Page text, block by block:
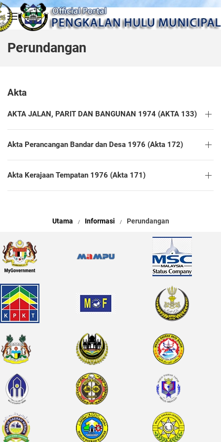
Skip to main content
Perundangan
Akta
AKTA JALAN, PARIT DAN BANGUNAN 1974 (AKTA 133)
Akta Perancangan Bandar dan Desa 1976 (Akta 172)
Akta Kerajaan Tempatan 1976 (Akta 171)
Utama Informasi Perundangan